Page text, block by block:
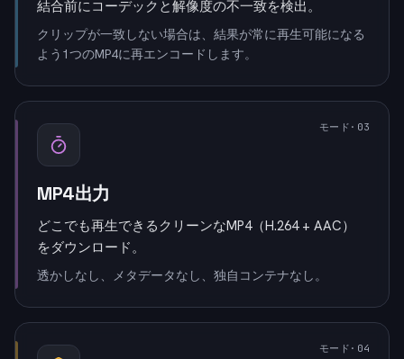
結合前にコーデックと解像度の不一致を検出。
クリップが一致しない場合は、結果が常に再生可能になる
よう1つのMP4に再エンコードします。
モード ·03
MP4出力
どこでも再生できるクリーンなMP4（H.264 + AAC）
をダウンロード。
透かしなし、メタデータなし、独自コンテナなし。
モード ·04